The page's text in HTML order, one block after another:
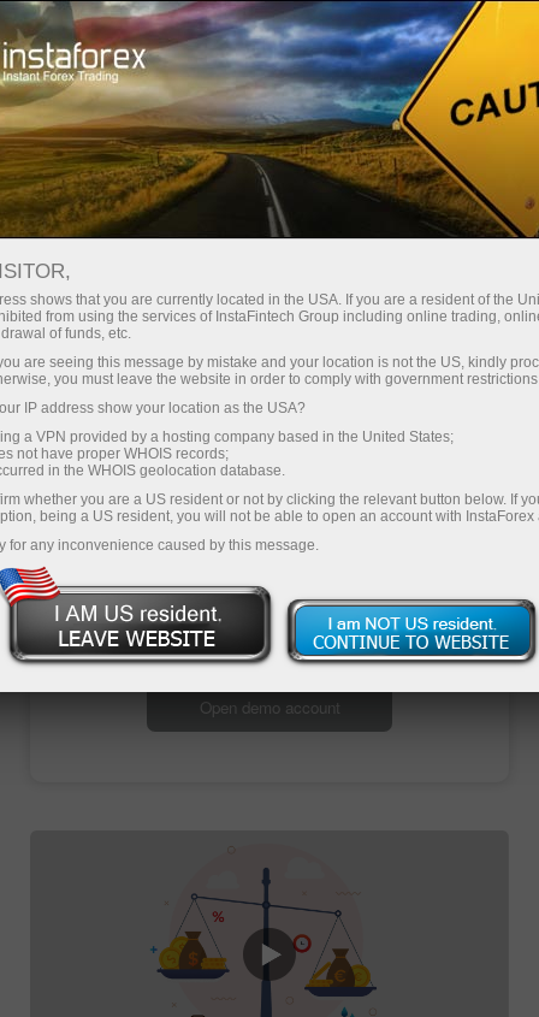
初学者
外汇视频教程
在此页面上，您可以找到专注
于金融市场交易的视频。 本区
将对外汇交易的初学者有所帮
助。
Open trading account
Open demo account
shows that you are currently located in the USA. If you are a resident of the
from using the services of InstaFintech Group including online trading,
of funds, etc.
are seeing this message by mistake and your location is not the US, kindly
you must leave the website in order to comply with government
IP address show your location as the USA?
a VPN provided by a hosting company based in the United States;
not have proper WHOIS records;
in the WHOIS geolocation database.
whether you are a US resident or not by clicking the relevant button below. If
being a US resident, you will not be able to open an account with InstaForex
for any inconvenience caused by this message.